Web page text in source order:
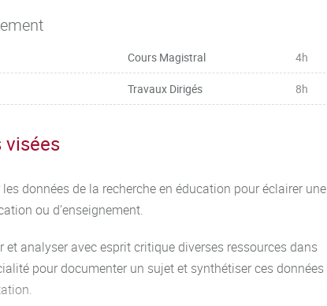
Cours Magistral 4h
Travaux Dirigés 8h
visées
données de la recherche en éducation pour éclairer une
ou d’enseignement.
et analyser avec esprit critique diverses ressources dans
pour documenter un sujet et synthétiser ces données